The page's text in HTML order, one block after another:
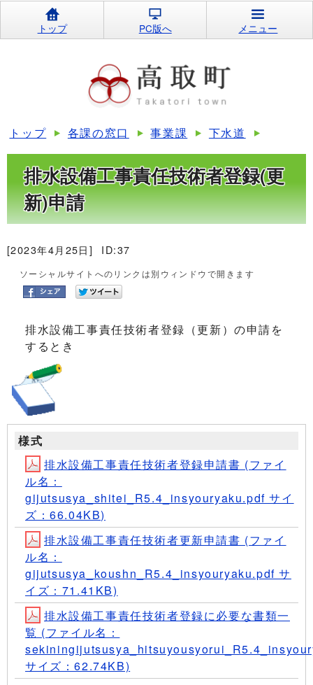
トップ PC版へ メニュー
トップ 各課の窓口 事業課 下水道
排水設備工事責任技術者登録(更
新)申請
[2023年4月25日] ID:37
ソーシャルサイトへのリンクは別ウィンドウで開きます
排水設備工事責任技術者登録（更新）の申請を
するとき
様式
排水設備工事責任技術者登録申請書 (ファイ
ル名：
gijutsusya_shitei_R5.4_insyouryaku.pdf サイ
ズ：66.04KB)
排水設備工事責任技術者更新申請書 (ファイ
ル名：
gijutsusya_koushn_R5.4_insyouryaku.pdf サ
イズ：71.41KB)
排水設備工事責任技術者登録に必要な書類一
覧 (ファイル名：
サイズ：62.74KB)